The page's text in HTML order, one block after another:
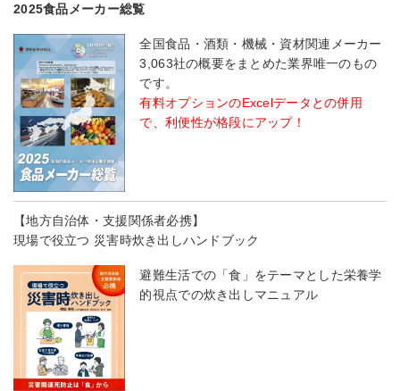
2025食品メーカー総覧
全国食品・酒類・機械・資材関連メーカー
3,063社の概要をまとめた業界唯一のもの
です。
有料オプションのExcelデータとの併用
で、利便性が格段にアップ！
【地方自治体・支援関係者必携】
現場で役立つ 災害時炊き出しハンドブック
避難生活での「食」をテーマとした栄養学
的視点での炊き出しマニュアル